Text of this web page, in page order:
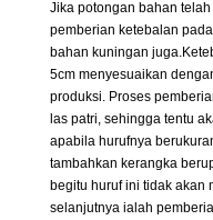
Jika potongan bahan
pemberian ketebalan
bahan kuningan
5cm menyesuaikan
produksi. Proses
las patri, sehingga tentu
apabila hurufnya
tambahkan kerangka
begitu huruf ini tidak akan
selanjutnya ialah